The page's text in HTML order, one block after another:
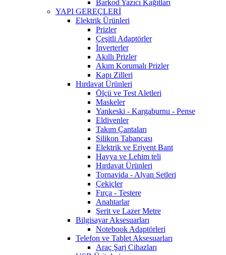
Barkod Yazıcı Kağıtları
YAPI GEREÇLERİ
Elektrik Ürünleri
Prizler
Çeşitli Adaptörler
İnverterler
Akıllı Prizler
Akım Korumalı Prizler
Kapı Zilleri
Hırdavat Ürünleri
Ölçü ve Test Aletleri
Maskeler
Yankeski - Kargaburnu - Pense
Eldivenler
Takım Çantaları
Silikon Tabancası
Elektrik ve Eriyent Bant
Havya ve Lehim teli
Hırdavat Ürünleri
Tornavida - Alyan Setleri
Çekiçler
Fırça - Testere
Anahtarlar
Şerit ve Lazer Metre
Bilgisayar Aksesuarları
Notebook Adaptörleri
Telefon ve Tablet Aksesuarları
Araç Şarj Cihazları